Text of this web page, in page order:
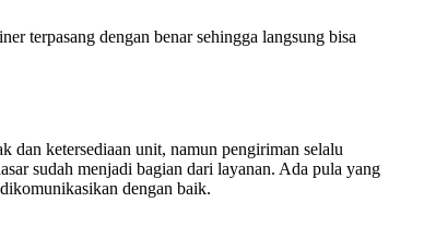
terpasang dengan benar sehingga langsung bisa
dan ketersediaan unit, namun pengiriman selalu
sudah menjadi bagian dari layanan. Ada pula yang
dengan baik.